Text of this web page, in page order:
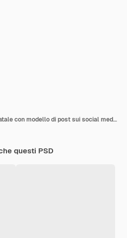
Banner di vendita di Natale con modello di post sui social media di iphone mockup
questi PSD